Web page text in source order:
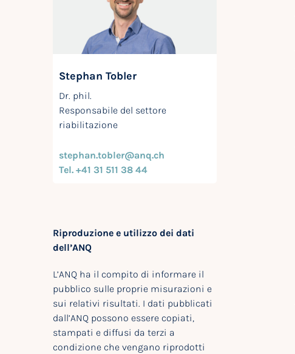
Stephan Tobler
Dr. phil.
Responsabile del settore
riabilitazione
stephan.tobler@anq.ch
Tel. +41 31 511 38 44
Riproduzione e utilizzo dei dati
dell’ANQ
L’ANQ ha il compito di informare il
pubblico sulle proprie misurazioni e
sui relativi risultati. I dati pubblicati
dall’ANQ possono essere copiati,
stampati e diffusi da terzi a
condizione che vengano riprodotti